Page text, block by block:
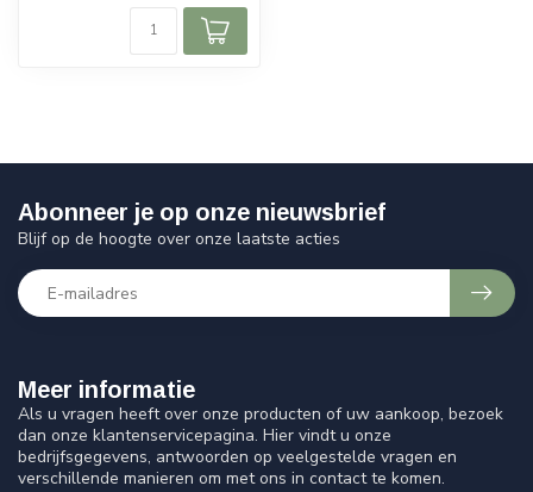
Meer informatie
Als u vragen heeft over onze producten of uw aankoop, bezoek
dan onze klantenservicepagina. Hier vindt u onze
bedrijfsgegevens, antwoorden op veelgestelde vragen en
verschillende manieren om met ons in contact te komen.
Abonneer je op onze nieuwsbrief
Blijf op de hoogte over onze laatste acties